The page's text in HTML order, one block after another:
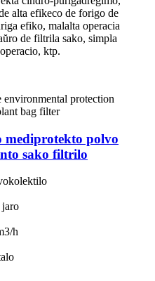
alta efikeco de forigo de
efiko, malalta operacia
de filtrila sako, simpla
ktp.
mediprotekto polvo
sako filtrilo
jaro
h